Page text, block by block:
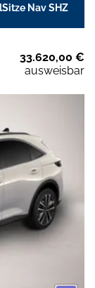
Nav SHZ
33.620,00 €
ausweisbar